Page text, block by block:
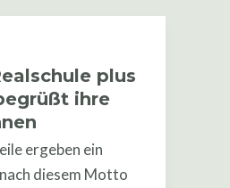
plus
ihre
ergeben ein
diesem Motto